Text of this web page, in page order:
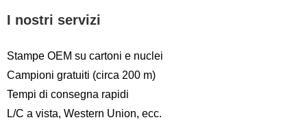
I nostri servizi
Stampe OEM su cartoni e nuclei
Campioni gratuiti (circa 200 m)
Tempi di consegna rapidi
L/C a vista, Western Union, ecc.